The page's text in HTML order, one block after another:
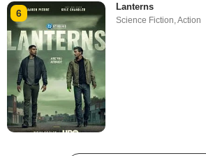
6
Lanterns
Science Fiction,Action